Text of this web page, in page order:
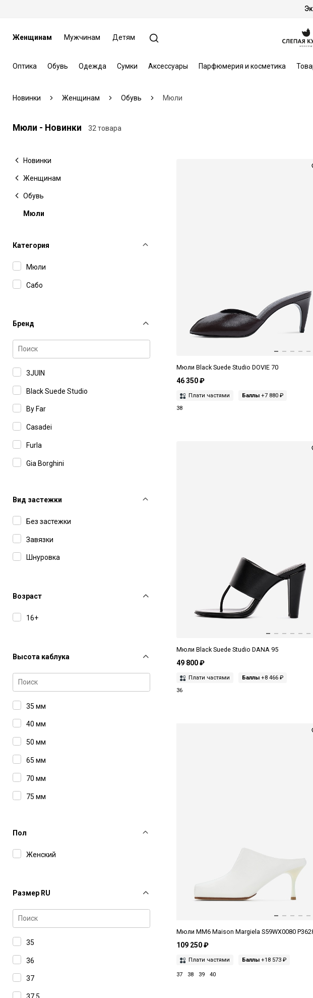
Женщинам Мужчинам Детям
Оптика Обувь Одежда Сумки Аксессуары Парфюмерия и косметика
Новинки Женщинам Обувь Мюли
Мюли - Новинки 32 товара
Новинки
Женщинам
Обувь
Мюли
Категория
Мюли
Сабо
Бренд
3JUIN
Black Suede Studio
By Far
Casadei
Furla
Gia Borghini
MM6 Maison Margiela
Paris Texas
Poeve
Вид застежки
Без застежки
Завязки
Шнуровка
Возраст
16+
Высота каблука
35 мм
40 мм
50 мм
65 мм
70 мм
75 мм
90 мм
Пол
Женский
Размер RU
35
36
37
Мюли Black Suede Studio DOVIE 70
46 350 ₽
Плати частями Баллы +7 880 ₽
38
Мюли Black Suede Studio DANA 95
49 800 ₽
Плати частями Баллы +8 466 ₽
36
Мюли MM6 Maison Margiela S59WX0080
109 250 ₽
Плати частями Баллы +18 573 ₽
37 38 39 40